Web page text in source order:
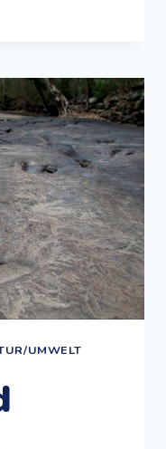
UMWELT